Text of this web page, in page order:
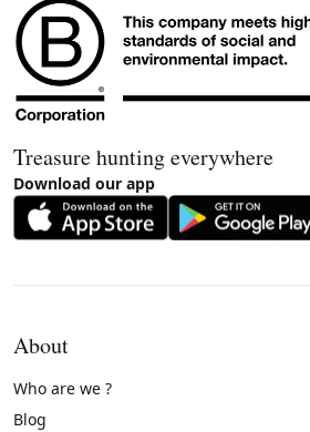
Treasure hunting everywhere
Download our app
About
Who are we ?
Blog